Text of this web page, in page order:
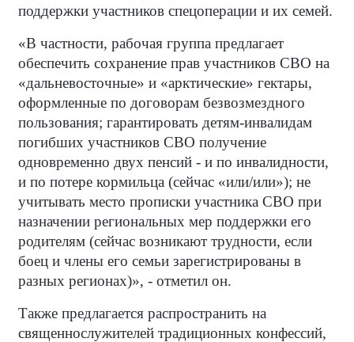
поддержки участников спецоперации и их семей.
«В частности, рабочая группа предлагает
обеспечить сохранение прав участников СВО на
«дальневосточные» и «арктические» гектары,
оформленные по договорам безвозмездного
пользования; гарантировать детям-инвалидам
погибших участников СВО получение
одновременно двух пенсий - и по инвалидности,
и по потере кормильца (сейчас «или/или»); не
учитывать место прописки участника СВО при
назначении региональных мер поддержки его
родителям (сейчас возникают трудности, если
боец и члены его семьи зарегистрированы в
разных регионах)», - отметил он.
Также предлагается распространить на
священнослужителей традиционных конфессий,